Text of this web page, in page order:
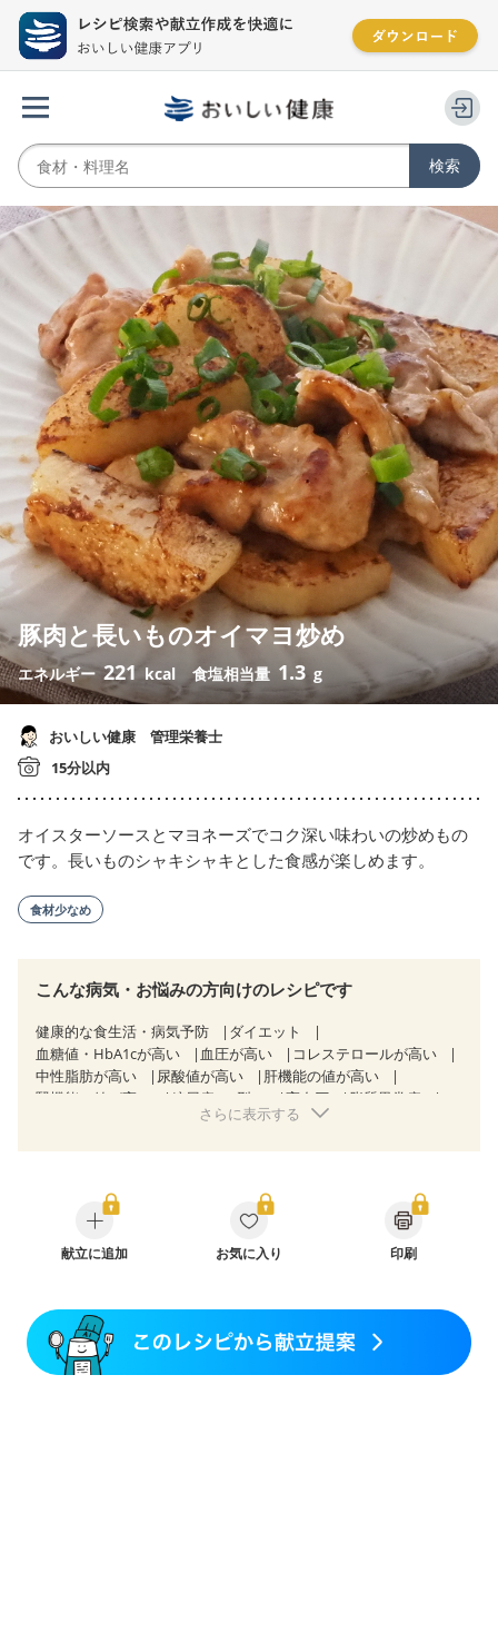
豚肉と長いものオイマヨ炒め
エネルギー 221 kcal 食塩相当量 1.3 g
おいしい健康 管理栄養士
15分以内
オイスターソースとマヨネーズでコク深い味わいの炒めもの
です。長いものシャキシャキとした食感が楽しめます。
食材少なめ
こんな病気・お悩みの方向けのレシピです
健康的な食生活・病気予防
ダイエット
血糖値・HbA1cが高い
血圧が高い
コレステロールが高い
中性脂肪が高い
尿酸値が高い
肝機能の値が高い
腎機能の値が高い
糖尿病（2型） 高血圧
脂質異常症
狭心症 心臓弁膜症
乳がん（抗がん剤治療中）
乳がん（ホルモン療法中）
乳がん（放射線治療中）
乳がん治療を終えた方・経過観察中の方など
妊婦健診・血圧が気になる（初期）
妊婦健診・血糖値が気になる（初期）
妊娠高血圧(中期)
妊娠糖尿病(初期)
さらに表示する
献立に追加 お気に入り 印刷